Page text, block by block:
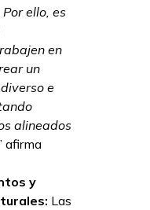
ello, es
en
un
e
alineados
afirma
y
Las